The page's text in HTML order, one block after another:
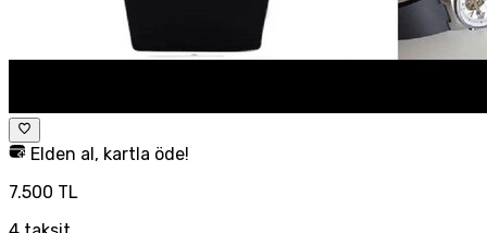
Elden al, kartla öde!
7.500 TL